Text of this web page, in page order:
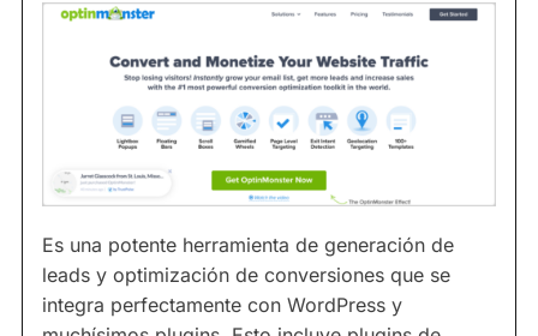
Es una potente herramienta de generación de
leads y optimización de conversiones que se
integra perfectamente con WordPress y